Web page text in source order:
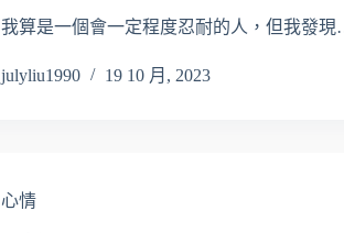
我算是一個會一定程度忍耐的人，但我發
julyliu1990 19 10 月, 2023
心情